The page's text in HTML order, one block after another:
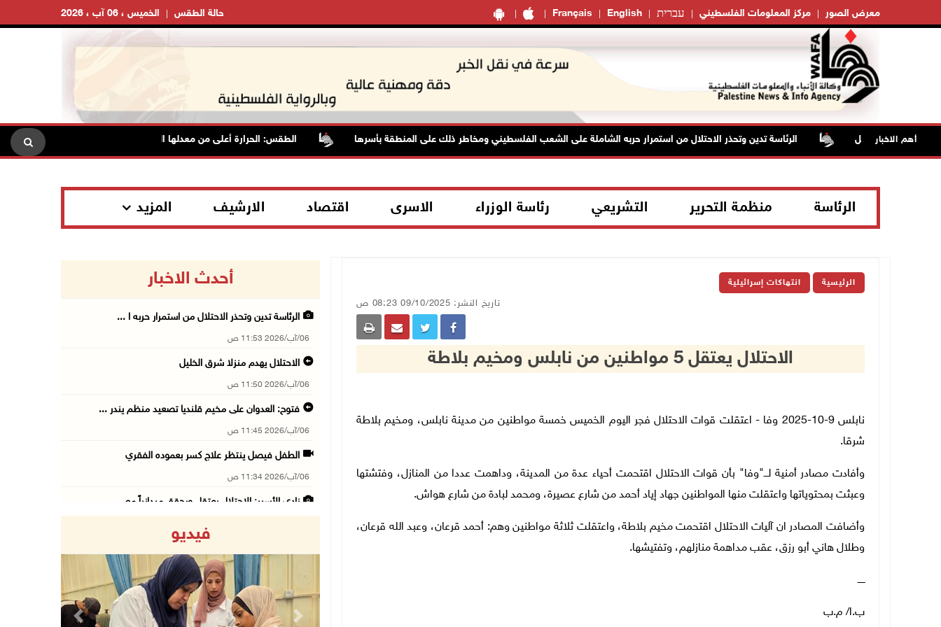
Français English עברית مركز المعلومات الفلسطيني معرض الصور الخميس ، 06 آب ، 2026 حالة الطقس
أهم الاخبار
شرق الخليل الرئاسة تدين وتحذر الاحتلال من استمرار حربه الشاملة على الشعب الفلسطيني ومخاطر ذلك على المنطقة بأسرها الطقس: الحرارة أعلى من معدلها السنوي العام الاحتلال
الرئاسة منظمة التحرير التشريعي رئاسة الوزراء الاسرى اقتصاد الارشيف المزيد
الرئيسية انتهاكات إسرائيلية
تاريخ النشر: 09/10/2025 08:23 ص
الاحتلال يعتقل 5 مواطنين من نابلس ومخيم بلاطة
نابلس 9-10-2025 وفا - اعتقلت قوات الاحتلال فجر اليوم الخميس خمسة مواطنين من مدينة نابلس، ومخيم بلاطة
شرقا.
وأفادت مصادر أمنية لـــ"وفا" بأن قوات الاحتلال اقتحمت أحياء عدة من المدينة، وداهمت عددا من المنازل، وفتشتها
وعبثت بمحتوياتها واعتقلت منها المواطنين جهاد إياد أحمد من شارع عصيرة، ومحمد لبادة من شارع هواش.
وأضافت المصادر ان آليات الاحتلال اقتحمت مخيم بلاطة، واعتقلت ثلاثة مواطنين وهم: أحمد قرعان، وعبد الله قرعان،
وطلال هاني أبو رزق، عقب مداهمة منازلهم، وتفتيشها.
ـــــ
ب.ا/ م.ب
أحدث الاخبار
الرئاسة تدين وتحذر الاحتلال من استمرار حربه ا ...
06/آب/2026 11:53 ص
الاحتلال يهدم منزلا شرق الخليل
06/آب/2026 11:50 ص
فتوح: العدوان على مخيم قلنديا تصعيد منظم يندر ...
06/آب/2026 11:45 ص
الطفل فيصل ينتظر علاج كسر بعموده الفقري
06/آب/2026 11:34 ص
نادي الأسير: الاحتلال يعتقل ويحقق ميدانياً مع ...
أبرز عناوين الصحف الفلسطينية
06/آب/2026 10:13 ص
فيديو
Previous Next